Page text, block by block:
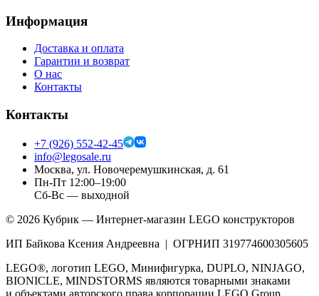
Информация
Доставка и оплата
Гарантии и возврат
О нас
Контакты
Контакты
+7 (926) 552-42-45
info@legosale.ru
Москва, ул. Новочеремушкинская, д. 61
Пн-Пт 12:00–19:00
Сб-Вс — выходной
© 2026 Кубрик — Интернет-магазин LEGO конструкторов
ИП Байкова Ксения Андреевна | ОГРНИП 319774600305605
LEGO®, логотип LEGO, Минифигурка, DUPLO, NINJAGO,
BIONICLE, MINDSTORMS являются товарными знаками
и объектами авторского права корпорации LEGO Group.